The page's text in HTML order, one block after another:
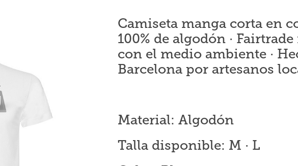
Camiseta manga corta en
100% de algodón ·
con el medio ambiente ·
Barcelona por artesanos
Material: Algodón
Talla disponible: M · L